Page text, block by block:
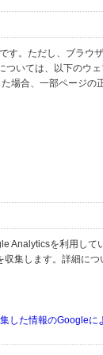
す。ただし、ブラウ
いては、以下のウ
場合、一部ページの
Analyticsを利用して
集します。詳細に
した情報のGoogleに